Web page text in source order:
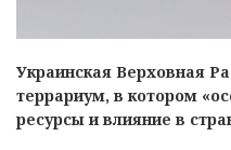
Украинская Верховная
террариум, в котором
ресурсы и влияние в